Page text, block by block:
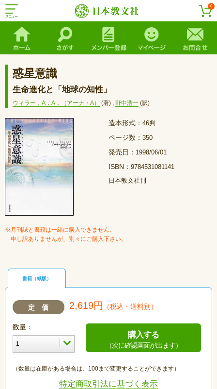
0
惑星意識
生命進化と「地球の知性」
ウィラー，A．A．（アーナ・A） (著) , 野中浩一 (訳)
造本形式： 46判
ページ数： 350
発売日： 1998/06/01
ISBN： 9784531081141
日本教文社刊
※月刊誌と書籍は一緒に購入できません。
申し訳ありませんが、別々にご購入下さい。
書籍（紙版）
定 価 2,619円 （税込・送料別）
数量：
購入する
（次に確認画面が出ます）
（数量は在庫がある場合は、100まで変更することができます）
特定商取引法に基づく表示